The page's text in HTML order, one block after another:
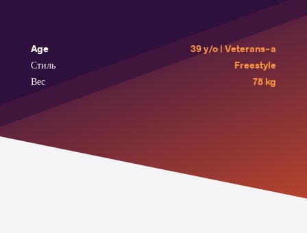
Age
39 y/o | Veterans-a
Стиль
Freestyle
Вес
78 kg